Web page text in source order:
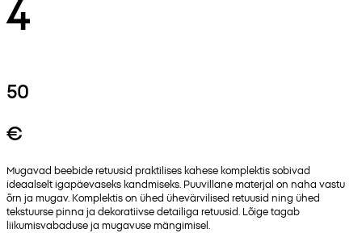
4
50
€
Mugavad beebide retuusid praktilises kahese komplektis sobivad
ideaalselt igapäevaseks kandmiseks. Puuvillane materjal on naha vastu
õrn ja mugav. Komplektis on ühed ühevärvilised retuusid ning ühed
tekstuurse pinna ja dekoratiivse detailiga retuusid. Lõige tagab
liikumisvabaduse ja mugavuse mängimisel.